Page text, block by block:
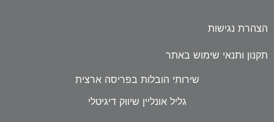
הצהרת נגישות
תקנון ותנאי שימוש באתר
שירותי הובלות בפריסה ארצית
גליל אונליין שיווק דיגיטלי